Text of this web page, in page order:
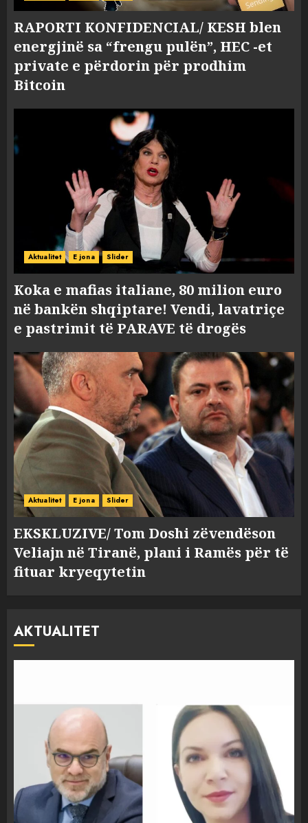
RAPORTI KONFIDENCIAL/ KESH blen
energjinë sa “frengu pulën”, HEC -et
private e përdorin për prodhim
Bitcoin
Aktualitet E jona Slider
Koka e mafias italiane, 80 milion euro
në bankën shqiptare! Vendi, lavatriçe
e pastrimit të PARAVE të drogës
Aktualitet E jona Slider
EKSKLUZIVE/ Tom Doshi zëvendëson
Veliajn në Tiranë, plani i Ramës për të
fituar kryeqytetin
AKTUALITET